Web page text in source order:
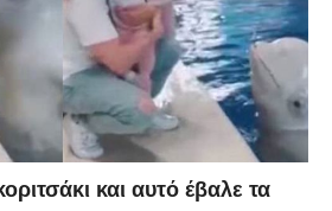
και αυτό έβαλε τα